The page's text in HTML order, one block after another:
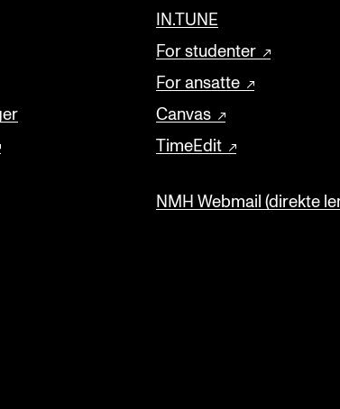
IN.TUNE
For studenter
For ansatte
Canvas
TimeEdit
NMH Webmail (direkte